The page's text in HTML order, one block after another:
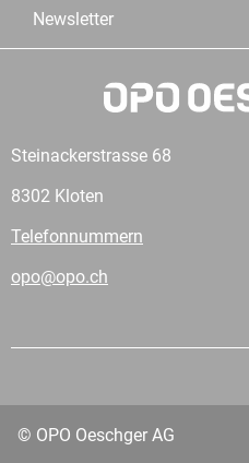
Newsletter
Steinackerstrasse 68
8302 Kloten
Telefonnummern
opo@opo.ch
© OPO Oeschger AG